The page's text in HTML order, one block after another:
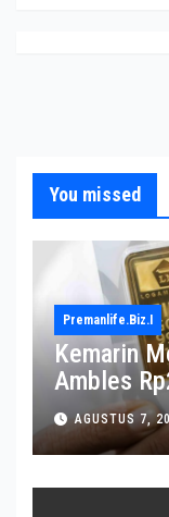
You missed
Premanlife.biz.i
Kemarin
Ambles
AGUSTUS 7,